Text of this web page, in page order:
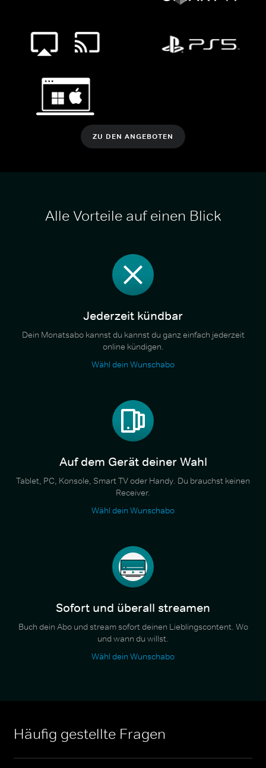
ZU DEN ANGEBOTEN
Alle Vorteile auf einen Blick
Jederzeit kündbar
Dein Monatsabo kannst du kannst du ganz einfach jederzeit
online kündigen.
Wähl dein Wunschabo
Auf dem Gerät deiner Wahl
Tablet, PC, Konsole, Smart TV oder Handy. Du brauchst keinen
Receiver.
Wähl dein Wunschabo
Sofort und überall streamen
Buch dein Abo und stream sofort deinen Lieblingscontent. Wo
und wann du willst.
Wähl dein Wunschabo
Häufig gestellte Fragen